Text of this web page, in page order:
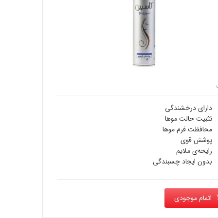
دارای درخشندگی
تثبيت حالت موها
محافظت فرم موها
پوشش قوی
رایحه‌ی ملایم
بدون ایجاد چسبندگی
اتمام موجودی